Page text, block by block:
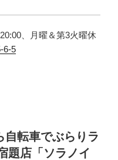
、月曜＆第3火曜休
6-5
転車でぶらりラ
題店「ソラノイ